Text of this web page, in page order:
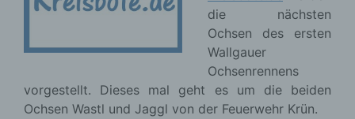
die nächsten
Ochsen des ersten
Wallgauer
Ochsenrennens
vorgestellt. Dieses mal geht es um die beiden
Ochsen Wastl und Jaggl von der Feuerwehr Krün.